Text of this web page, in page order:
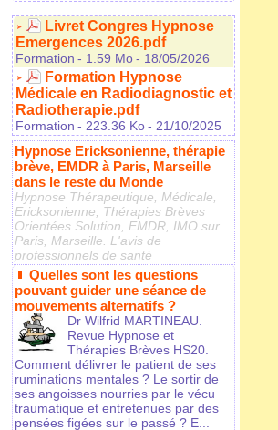
Livret Congres Hypnose
Emergences 2026.pdf
Formation - 1.59 Mo- 18/05/2026
Formation Hypnose
Médicale en Radiodiagnostic et
Radiotherapie.pdf
Formation - 223.36 Ko- 21/10/2025
Hypnose Ericksonienne, thérapie
brève, EMDR à Paris, Marseille
dans le reste du Monde
Hypnose Thérapeutique, Médicale,
Ericksonienne, Thérapies Brèves
Orientées Solution, EMDR, IMO sur
Paris, Marseille. L'avis de
professionnels de santé
Quelles sont les questions
pouvant guider une séance de
mouvements alternatifs ?
Dr Wilfrid MARTINEAU.
Revue Hypnose et
Thérapies Brèves HS20.
Comment délivrer le patient de ses
ruminations mentales ? Le sortir de
ses angoisses nourries par le vécu
traumatique et entretenues par des
pensées figées sur le passé ? E...